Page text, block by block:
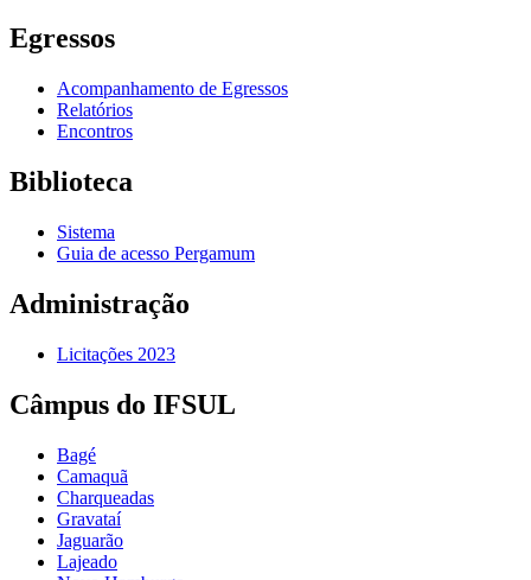
Egressos
Acompanhamento de Egressos
Relatórios
Encontros
Biblioteca
Sistema
Guia de acesso Pergamum
Administração
Licitações 2023
Câmpus do IFSUL
Bagé
Camaquã
Charqueadas
Gravataí
Jaguarão
Lajeado